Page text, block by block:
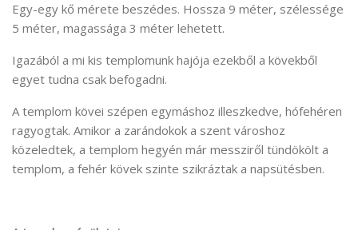
Egy-egy kő mérete beszédes. Hossza 9 méter, szélessége
5 méter, magassága 3 méter lehetett.
Igazából a mi kis templomunk hajója ezekből a kövekből
egyet tudna csak befogadni.
A templom kövei szépen egymáshoz illeszkedve, hófehéren
ragyogtak. Amikor a zarándokok a szent városhoz
közeledtek, a templom hegyén már messziről tündökölt a
templom, a fehér kövek szinte szikráztak a napsütésben.